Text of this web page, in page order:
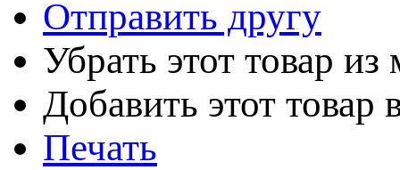
Отправить другу
Убрать этот товар
Добавить этот товар
Печать